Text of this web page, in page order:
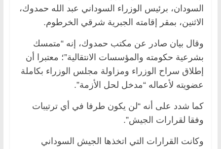
السودان، برئيس الوزراء السوداني عبد الله حمدوك،
الاثنين، بمقر إقامته الجبرية شرقي الخرطوم.
وقال بيان صادر عن مكتب حمدوك، إنه “متمسك
بشرعية حكومته والمؤسسات الانتقالية”؛ معتبرا أن
إطلاق سراح الوزراء ومزاولة مجلس الوزراء بكاملة
عضويته لأعماله “مدخل لحل الأزمة”.
كما شدد على أنه “لن يكون طرفا في أي ترتيبات
وفقا لقرارات الجيش”.
وكانت القرارات التي اتخذها الجيش السوداني